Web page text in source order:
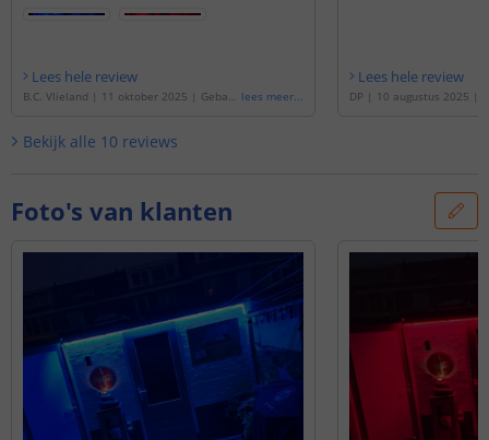
Lees hele review
B.C. Vlieland | 11 oktober 2025 | Gebase
lees meer...
Lees hele review
DP | 10 augustus 2025 |
Bekijk alle 10 reviews
Foto's van klanten